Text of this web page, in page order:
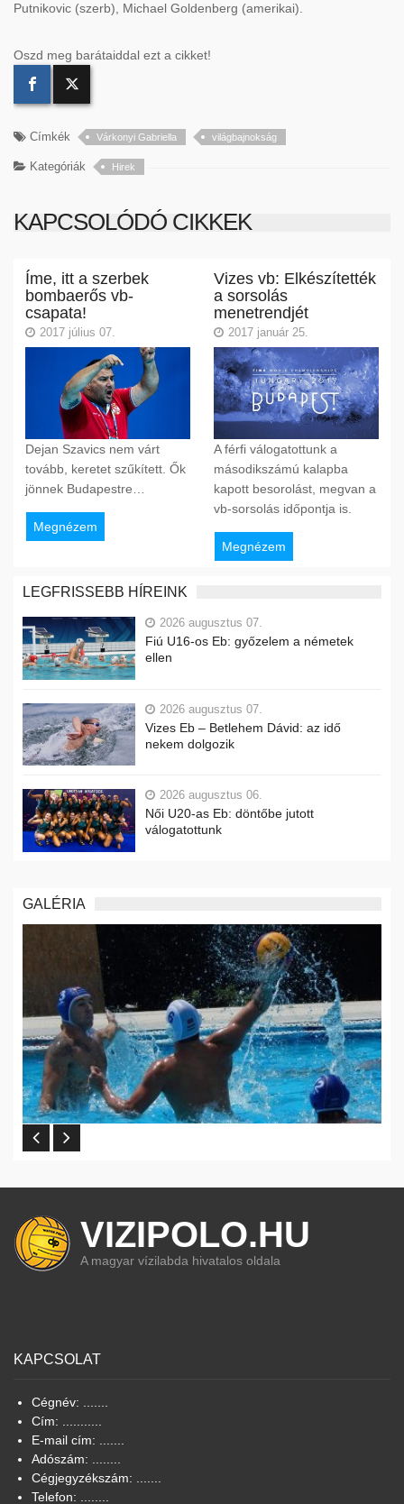
Putnikovic (szerb), Michael Goldenberg (amerikai).
Oszd meg barátaiddal ezt a cikket!
Címkék Várkonyi Gabriella világbajnokság
Kategóriák Hirek
KAPCSOLÓDÓ CIKKEK
Íme, itt a szerbek
bombaerős vb-
csapata!
2017 július 07.
Dejan Szavics nem várt
tovább, keretet szűkített. Ők
jönnek Budapestre…
Megnézem
Vizes vb: Elkészítették
a sorsolás
menetrendjét
2017 január 25.
A férfi válogatottunk a
másodikszámú kalapba
kapott besorolást, megvan a
vb-sorsolás időpontja is.
Megnézem
LEGFRISSEBB HÍREINK
2026 augusztus 07.
Fiú U16-os Eb: győzelem a németek
ellen
2026 augusztus 07.
Vizes Eb – Betlehem Dávid: az idő
nekem dolgozik
2026 augusztus 06.
Női U20-as Eb: döntőbe jutott
válogatottunk
GALÉRIA
VIZIPOLO.HU
A magyar vízilabda hivatalos oldala
KAPCSOLAT
Cégnév: .......
Cím: ...........
E-mail cím: .......
Adószám: ........
Cégjegyzékszám: .......
Telefon: ........